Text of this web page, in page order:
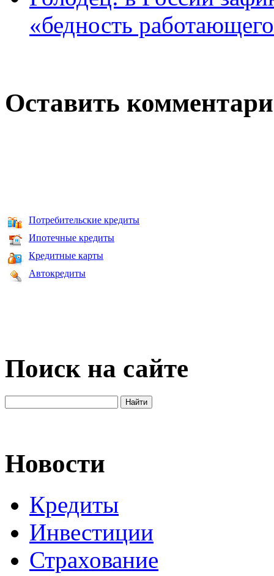
«бедность
Оставить
Потребительские кредиты
Ипотечные кредиты
Кредитные карты
Автокредиты
Поиск на сайте
Новости
Кредиты
Инвестиции
Страхование